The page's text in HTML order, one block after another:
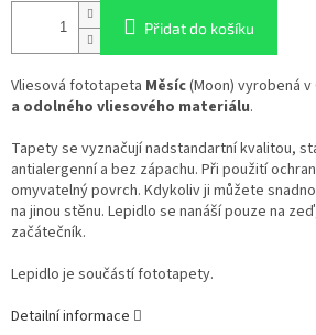
Přidat do košíku
Vliesová fototapeta Měsíc(Moon) vyrobená v
a odolného vliesového materiálu.
Tapety se vyznačují nadstandartní kvalitou,
antialergenní a bez zápachu. Při použití
omyvatelný povrch. Kdykoliv ji můžete
na jinou stěnu. Lepidlo se nanáší pouze na
začátečník.
Lepidlo je součástí fototapety.
Detailní informace